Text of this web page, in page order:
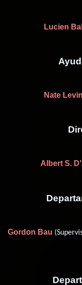
Lucien
Nate
Albert S.
Gordon Bau